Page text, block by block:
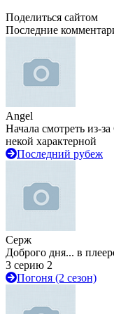
Поделиться сайтом
Последние
Angel
Начала смотреть из-
некой характерной
Последний рубеж
Серж
Доброго дня... в
3 серию 2
Погоня (2 сезон)